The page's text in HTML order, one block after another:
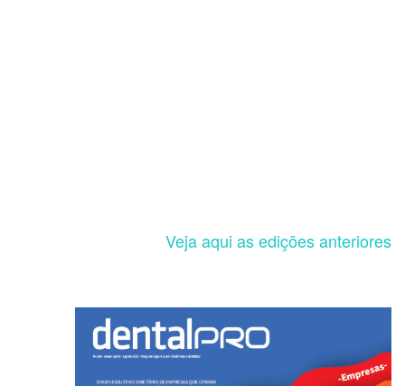
Veja aqui as edições anteriores